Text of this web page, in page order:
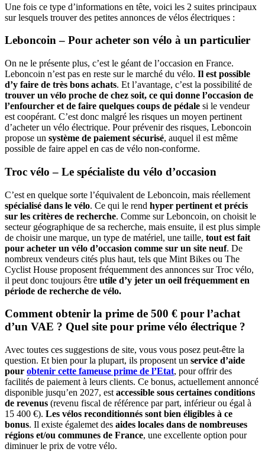
Une fois ce type d’informations en tête, voici les 2 suites principaux
sur lesquels trouver des petites annonces de vélos électriques :
Leboncoin – Pour acheter son vélo à un particulier
On ne le présente plus, c’est le géant de l’occasion en France.
Leboncoin n’est pas en reste sur le marché du vélo. Il est possible
d’y faire de très bons achats. Et l’avantage, c’est la possibilité de
trouver un vélo proche de chez soit, ce qui donne l’occasion de
l’enfourcher et de faire quelques coups de pédale si le vendeur
est coopérant. C’est donc malgré les risques un moyen pertinent
d’acheter un vélo électrique. Pour prévenir des risques, Leboncoin
propose un système de paiement sécurisé, auquel il est même
possible de faire appel en cas de vélo non-conforme.
Troc vélo – Le spécialiste du vélo d’occasion
C’est en quelque sorte l’équivalent de Leboncoin, mais réellement
spécialisé dans le vélo. Ce qui le rend hyper pertinent et précis
sur les critères de recherche. Comme sur Leboncoin, on choisit le
secteur géographique de sa recherche, mais ensuite, il est plus simple
de choisir une marque, un type de matériel, une taille, tout est fait
pour acheter un vélo d’occasion comme sur un site neuf. De
nombreux vendeurs cités plus haut, tels que Mint Bikes ou The
Cyclist House proposent fréquemment des annonces sur Troc vélo,
il peut donc toujours être utile d’y jeter un oeil fréquemment en
période de recherche de vélo.
Comment obtenir la prime de 500 € pour l’achat
d’un VAE ? Quel site pour prime vélo électrique ?
Avec toutes ces suggestions de site, vous vous posez peut-être la
question. Et bien pour la plupart, ils proposent un service d’aide
pour obtenir cette fameuse prime de l’Etat, pour offrir des
facilités de paiement à leurs clients. Ce bonus, actuellement annoncé
disponible jusqu’en 2027, est accessible sous certaines conditions
de revenus (revenu fiscal de référence par part, inférieur ou égal à
15 400 €). Les vélos reconditionnés sont bien éligibles à ce
bonus. Il existe égalemet des aides locales dans de nombreuses
régions et/ou communes de France, une excellente option pour
diminuer le prix de votre vélo.